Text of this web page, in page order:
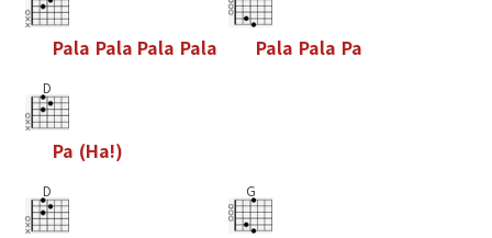
Pala Pala Pala Pala Pala Pala Pa
D
Pa (Ha!)
D G